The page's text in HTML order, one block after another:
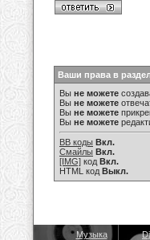
Ваши права в
Вы не можете
Вы не можете
Вы не можете
Вы не можете
BB коды Вкл.
Смайлы Вкл.
[IMG] код Вкл.
HTML код Выкл.
Музыка